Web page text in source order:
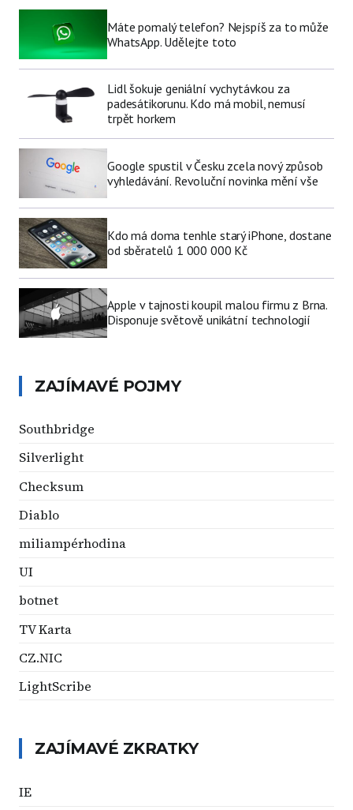
Máte pomalý telefon? Nejspíš za to může
WhatsApp. Udělejte toto
Lidl šokuje geniální vychytávkou za
padesátikorunu. Kdo má mobil, nemusí
trpět horkem
Google spustil v Česku zcela nový způsob
vyhledávání. Revoluční novinka mění vše
Kdo má doma tenhle starý iPhone, dostane
od sběratelů 1 000 000 Kč
Apple v tajnosti koupil malou firmu z Brna.
Disponuje světově unikátní technologií
ZAJÍMAVÉ POJMY
Southbridge
Silverlight
Checksum
Diablo
miliampérhodina
UI
botnet
TV Karta
CZ.NIC
LightScribe
ZAJÍMAVÉ ZKRATKY
IE